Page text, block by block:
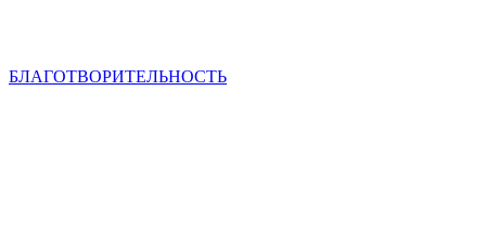
БЛАГОТВОРИТЕЛЬНОСТЬ